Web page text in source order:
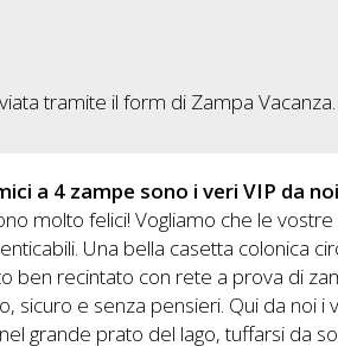
tramite il form di Zampa Vacanza.
a 4 zampe sono i veri VIP da
molto felici! Vogliamo che le
Una bella casetta colonica
ben recintato con rete a prova di
sicuro e senza pensieri. Qui da noi
grande prato del lago, tuffarsi da